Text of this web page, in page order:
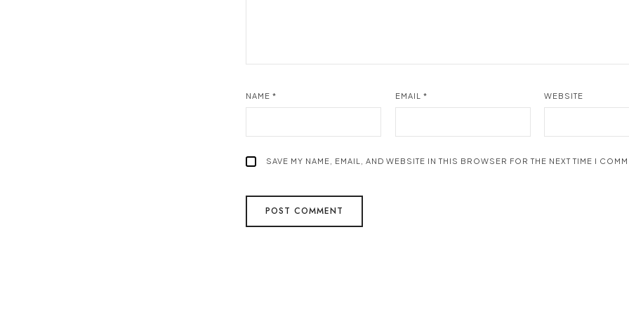
NAME * EMAIL * WEBSITE
SAVE MY NAME, EMAIL, AND WEBSITE IN THIS BROWSER FOR THE NEXT TIME I